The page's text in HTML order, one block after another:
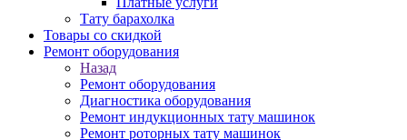
Тату барахолка
Товары со скидкой
Ремонт оборудования
Назад
Ремонт оборудования
Диагностика оборудования
Ремонт индукционных тату машинок
Ремонт роторных тату машинок